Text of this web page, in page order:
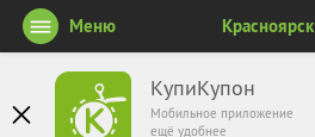
КупиКупон
Мобильное приложение
ещё удобнее
Меню Красноярск